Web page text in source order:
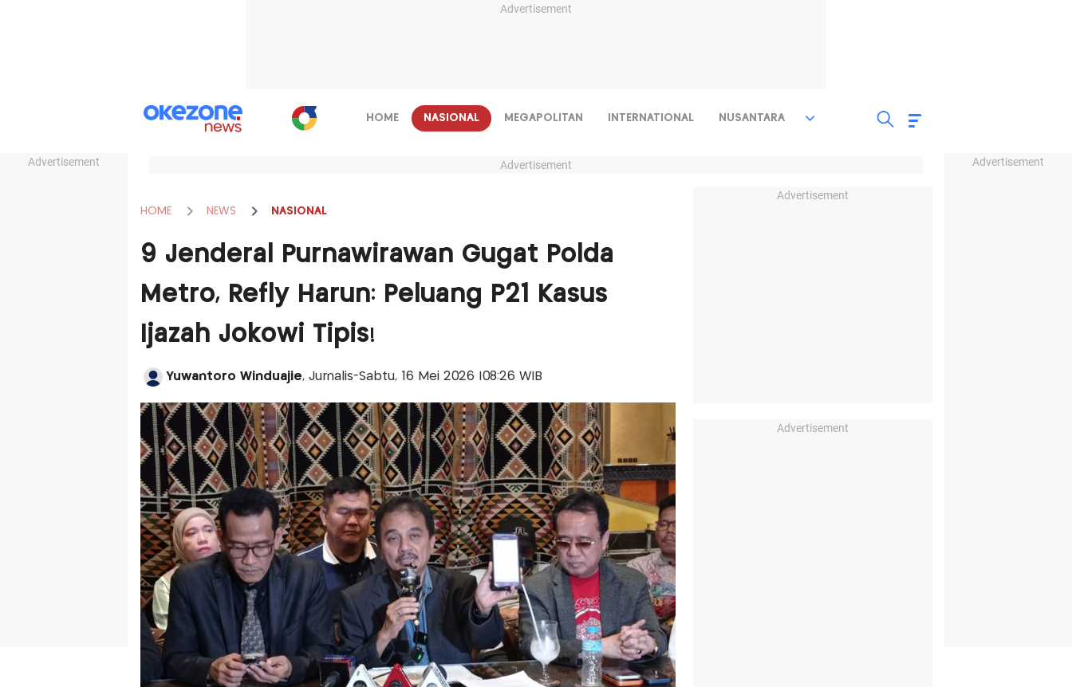
Advertisement
Advertisement Advertisement
HOME NASIONAL MEGAPOLITAN INTERNATIONAL NUSANTARA
Advertisement
HOME NEWS NASIONAL
9 Jenderal Purnawirawan Gugat Polda
Metro, Refly Harun: Peluang P21 Kasus
Ijazah Jokowi Tipis!
Yuwantoro Winduajie, Jurnalis-Sabtu, 16 Mei 2026 |08:26 WIB
Advertisement
Advertisement